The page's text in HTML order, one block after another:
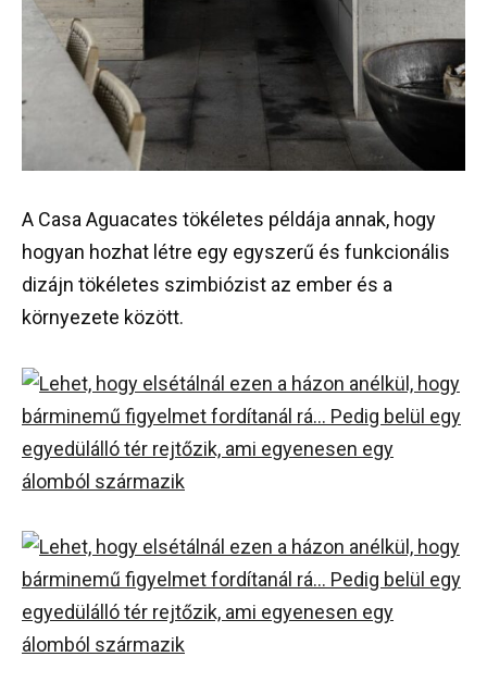
A Casa Aguacates tökéletes példája annak, hogy
hogyan hozhat létre egy egyszerű és funkcionális
dizájn tökéletes szimbiózist az ember és a
környezete között.